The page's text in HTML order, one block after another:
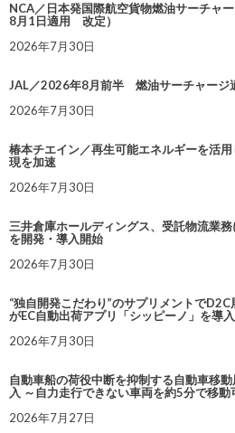
NCA／日本発国際航空貨物燃油サーチャ
8月1日適用 改定）
2026年7月30日
JAL／2026年8月前半 燃油サーチャージ
2026年7月30日
椿本チエイン／再生可能エネルギーを活
現を加速
2026年7月30日
三井倉庫ホールディングス、受託物流業務
を開発・導入開始
2026年7月30日
“独自開発こだわり”のサプリメントでD2C
がEC自動出荷アプリ「シッピーノ」を導入
2026年7月30日
自動車船の荷役中断を抑制する自動車移
入 ～自力走行できない車両を約5分で移動
2026年7月27日